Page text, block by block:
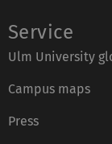
Service
Ulm University
Campus maps
Press